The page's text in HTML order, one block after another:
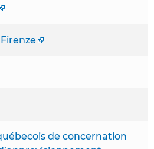
de concernation